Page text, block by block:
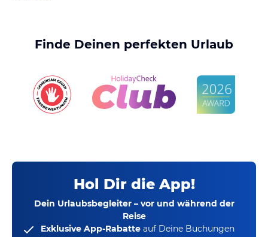
Finde Deinen perfekten Urlaub
Hol Dir die App!
Dein Urlaubsbegleiter – vor und während der
Reise
Exklusive App-Rabatte auf Deine Buchungen